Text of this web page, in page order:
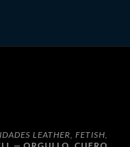
LEATHER, FETISH,